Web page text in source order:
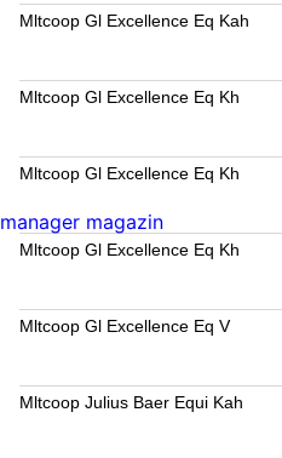
Mltcoop Gl Excellence Eq Kah
Mltcoop Gl Excellence Eq Kh
Mltcoop Gl Excellence Eq Kh
Mltcoop Gl Excellence Eq Kh
Mltcoop Gl Excellence Eq V
Mltcoop Julius Baer Equi Kah
manager magazin